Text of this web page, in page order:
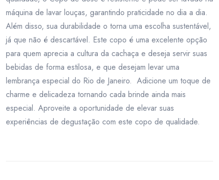
máquina de lavar louças, garantindo praticidade no dia a dia.
Além disso, sua durabilidade o torna uma escolha sustentável,
já que não é descartável. Este copo é uma excelente opção
para quem aprecia a cultura da cachaça e deseja servir suas
bebidas de forma estilosa, e que desejam levar uma
lembrança especial do Rio de Janeiro. Adicione um toque de
charme e delicadeza tornando cada brinde ainda mais
especial. Aproveite a oportunidade de elevar suas
experiências de degustação com este copo de qualidade.